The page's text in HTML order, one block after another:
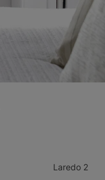
Laredo 2